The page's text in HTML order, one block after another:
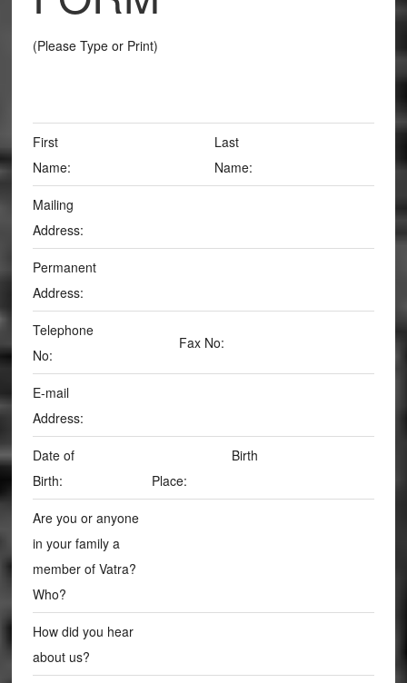
(Please Type or Print)
First
Name:
Last
Name:
Mailing
Address:
Permanent
Address:
Telephone
No:
Fax No:
E-mail
Address:
Date of
Birth:
Birth
Place:
Are you or anyone
in your family a
member of Vatra?
Who?
How did you hear
about us?